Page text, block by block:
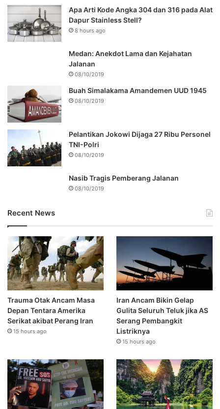
Apa Arti Kode Angka 304 dan 316 pada Alat
Dapur Stainless Stell?
8 hours ago
Medan: Anekdot Lama dan Kejahatan
Jalanan
08/10/2019
Buah Simalakama Amandemen UUD 1945
08/10/2019
Pelantikan Jokowi Dijaga 27 Ribu Personel
TNI-Polri
08/10/2019
Nasib Tragis Pemberang Jalanan
08/10/2019
Recent News
Trauma Otak Ancam Masa
Depan Tentara Amerika
Serikat akibat Perang Iran
15 hours ago
Iran Ancam Bikin Gelap
Gulita Seluruh Teluk jika AS
Serang Pembangkit
Listriknya
15 hours ago